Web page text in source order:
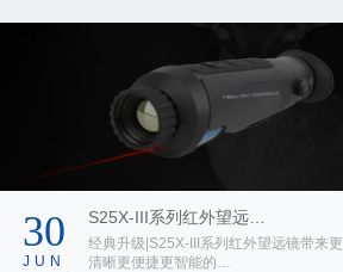
30
JUN
S25X-III系列红外望远…
经典升级|S25X-III系列红外望远镜带来更
清晰更便捷更智能的…